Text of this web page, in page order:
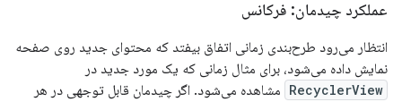
عملکرد چیدمان: فرکانس
انتظار می‌رود طرح‌بندی زمانی اتفاق بیفتد که محتوای جدید روی صفحه
نمایش داده می‌شود، برای مثال زمانی که یک مورد جدید در
RecyclerView مشاهده می‌شود. اگر چیدمان قابل توجهی در هر